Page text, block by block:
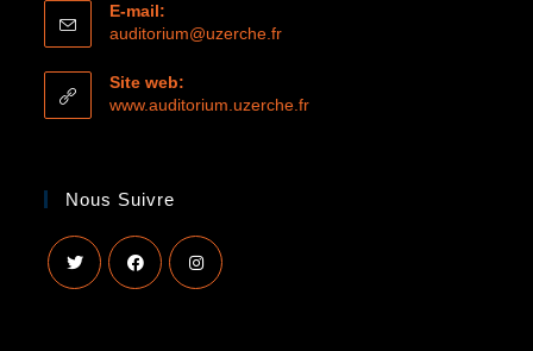
E-mail:
auditorium@uzerche.fr
Site web:
www.auditorium.uzerche.fr
Nous Suivre